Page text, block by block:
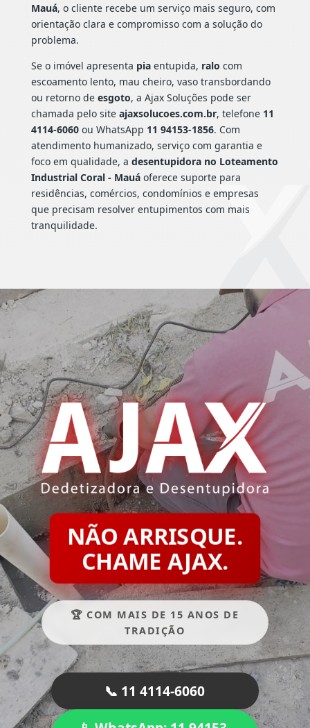
Mauá, o cliente recebe um serviço mais seguro, com
orientação clara e compromisso com a solução do
problema.
Se o imóvel apresenta piaentupida, ralo com
escoamento lento, mau cheiro, vaso transbordando
ou retorno de esgoto, a Ajax Soluções pode ser
chamada pelo site ajaxsolucoes.com.br, telefone 11
4114-6060ou WhatsApp 11 94153-1856. Com
atendimento humanizado, serviço com garantia e
foco em qualidade, a desentupidora no Loteamento
Industrial Coral - Mauáoferece suporte para
residências, comércios, condomínios e empresas
que precisam resolver entupimentos com mais
tranquilidade.
NÃO ARRISQUE.
CHAME AJAX.
🏆 COM MAIS DE 15 ANOS DE
TRADIÇÃO
📞 11 4114-6060